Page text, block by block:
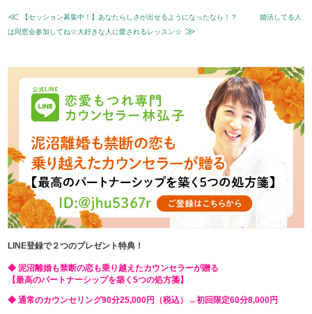
≪ 【セッション募集中！】あなたらしさが出せるようになったなら！？
婚活してる人
は同窓会参加してね☆大好きな人に愛されるレッスン☆ ≫
LINE登録で２つのプレゼント特典！
◆ 泥沼離婚も禁断の恋も乗り越えたカウンセラーが贈る
【最高のパートナーシップを築く5つの処方箋】
◆ 通常のカウンセリング90分25,000円（税込）→初回限定60分8,000円